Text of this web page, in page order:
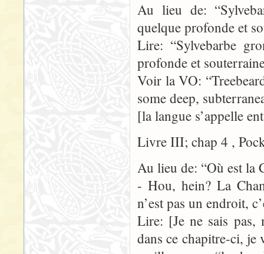
Au lieu de:
quelque profonde et
Lire: “Sylvebarbe
profonde et
Voir la VO:
some deep,
[la langue s’appelle
Livre III; chap 4 ,
Au lieu de: “Où est la
- Hou, hein? La
n’est pas un endroit,
Lire: [Je ne sais pas,
dans ce chapitre-ci, je